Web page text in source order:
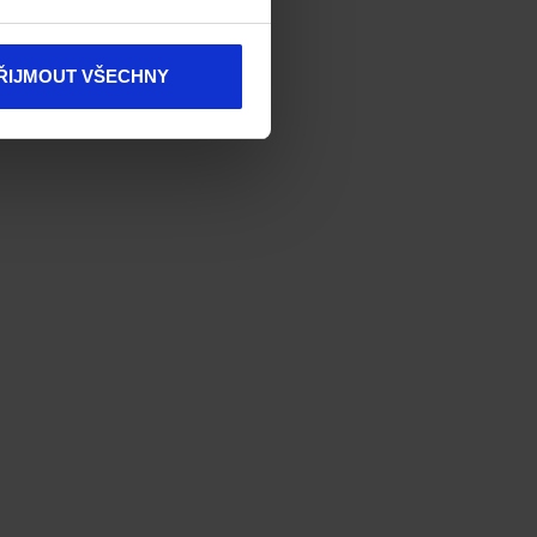
VŠECHNY